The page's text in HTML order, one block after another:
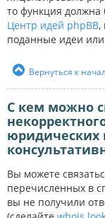
то функция должна
Центр идей phpBB,
поданные идеи
Вернуться к
С кем можно
юридических
Вы можете
перечисленных в
вы не получили